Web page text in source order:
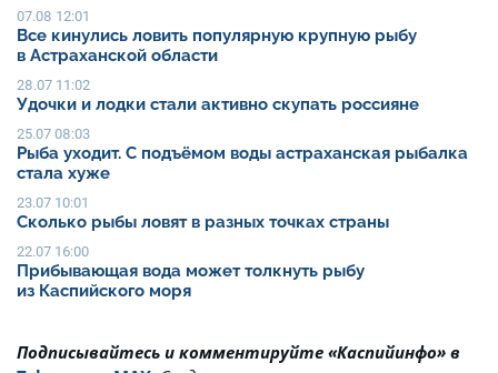
07.08 12:01
Все кинулись ловить популярную крупную рыбу
в Астраханской области
28.07 11:02
Удочки и лодки стали активно скупать россияне
25.07 08:03
Рыба уходит. С подъёмом воды астраханская рыбалка
стала хуже
23.07 10:01
Сколько рыбы ловят в разных точках страны
22.07 16:00
Прибывающая вода может толкнуть рыбу
из Каспийского моря
Подписывайтесь и комментируйте «Каспийинфо» в